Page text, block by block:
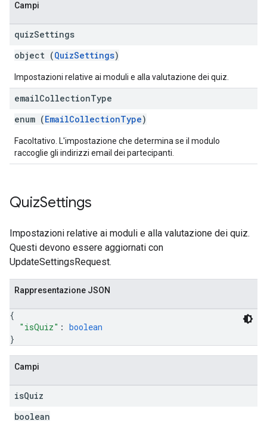
Campi
quizSettings
object (QuizSettings)
Impostazioni relative ai moduli e alla valutazione dei quiz.
emailCollectionType
enum (EmailCollectionType)
Facoltativo. L'impostazione che determina se il modulo
raccoglie gli indirizzi email dei partecipanti.
QuizSettings
Impostazioni relative ai moduli e alla valutazione dei quiz.
Questi devono essere aggiornati con
UpdateSettingsRequest.
Rappresentazione JSON
{
"isQuiz" : boolean
}
Campi
isQuiz
boolean